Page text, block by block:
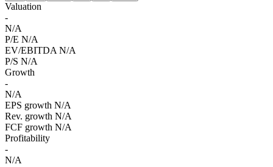
Valuation
-
N/A
P/E N/A
EV/EBITDA N/A
P/S N/A
Growth
-
N/A
EPS growth N/A
Rev. growth N/A
FCF growth N/A
Profitability
-
N/A